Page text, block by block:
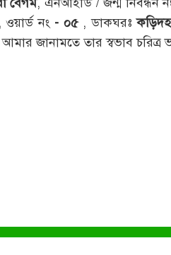
, ওয়ার্ড নং - ০৫ , ডাকঘরঃ
আমার জানামতে তার স্বভাব